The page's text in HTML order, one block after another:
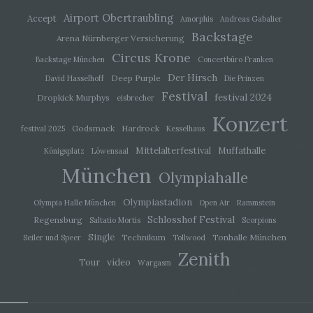
Accept Airport Obertraubling Amorphis Andreas Gabalier
Arena Nürnberger Versicherung Backstage
Backstage München Circus Krone
Concertbüro Franken
David Hasselhoff
Deep Purple Der Hirsch Die Prinzen
Dropkick Murphys eisbrecher Festival festival 2024
festival 2025 Godsmack Hardrock Kesselhaus Konzert
Königsplatz Löwensaal Mittelalterfestival Muffathalle
München Olympiahalle
Olympia Halle München Olympiastadion Open Air Rammstein
Regensburg Saltatio Mortis Schlosshof Festival
Scorpions
Seiler und Speer
Single Technikum Tollwood Tonhalle München
Tour video Wargasm Zenith
j) Dritter
Dritter ist eine natürliche oder juristische Person,
Behörde, Einrichtung oder andere Stelle außer
der betroffenen Person, dem Verantwortlichen,
dem Auftragsverarbeiter und den Personen, die
unter der unmittelbaren Verantwortung des
Verantwortlichen oder des Auftragsverarbeiters
verarbeiten.
k) Einwilligung
Einwilligung ist jede von der betroffenen Person
freiwillig für den bestimmten Fall in informierter
Weise und unmissverständlich abgegebene
Willensbekundung in Form einer Erklärung oder
einer sonstigen eindeutigen bestätigenden
Handlung, mit der die betroffene Person zu
verstehen gibt, dass sie mit der Verarbeitung der